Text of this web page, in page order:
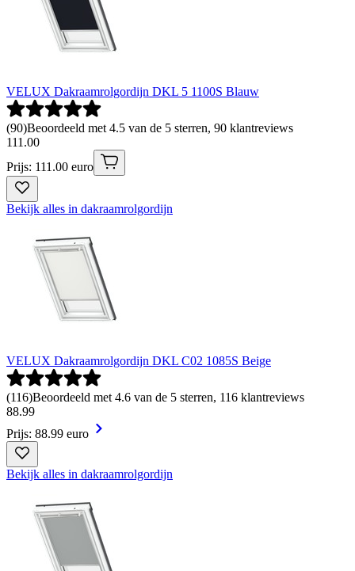
VELUX Dakraamrolgordijn DKL 5 1100S Blauw
(90)Beoordeeld met 4.5 van de 5 sterren, 90 klantreviews
111 .00
Prijs: 111.00 euro
Bekijk alles in dakraamrolgordijn
VELUX Dakraamrolgordijn DKL C02 1085S Beige
(116)Beoordeeld met 4.6 van de 5 sterren, 116 klantreviews
88.99
Prijs: 88.99 euro
Bekijk alles in dakraamrolgordijn